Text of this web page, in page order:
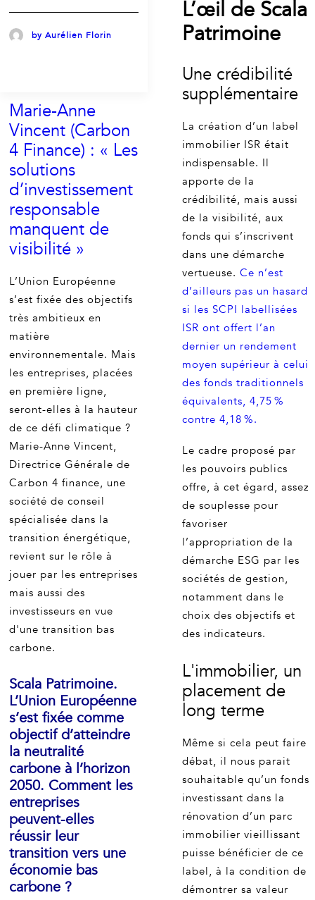
by Aurélien Florin
L’œil de Scala
Patrimoine
Une crédibilité
supplémentaire
La création d’un label
immobilier ISR était
indispensable. Il
apporte de la
crédibilité, mais aussi
de la visibilité, aux
fonds qui s’inscrivent
dans une démarche
vertueuse. Ce n’est
d’ailleurs pas un hasard
si les SCPI labellisées
ISR ont offert l’an
dernier un rendement
moyen supérieur à celui
des fonds traditionnels
équivalents, 4,75 %
contre 4,18 %.
Le cadre proposé par
les pouvoirs publics
offre, à cet égard, assez
de souplesse pour
favoriser
l’appropriation de la
démarche ESG par les
sociétés de gestion,
notamment dans le
choix des objectifs et
des indicateurs.
L'immobilier, un
placement de
long terme
Même si cela peut faire
débat, il nous parait
souhaitable qu’un fonds
investissant dans la
rénovation d’un parc
immobilier vieillissant
puisse bénéficier de ce
label, à la condition de
démontrer sa valeur
Marie-Anne
Vincent (Carbon
4 Finance) : « Les
solutions
d’investissement
responsable
manquent de
visibilité »
L’Union Européenne
s’est fixée des objectifs
très ambitieux en
matière
environnementale. Mais
les entreprises, placées
en première ligne,
seront-elles à la hauteur
de ce défi climatique ?
Marie-Anne Vincent,
Directrice Générale de
Carbon 4 finance, une
société de conseil
spécialisée dans la
transition énergétique,
revient sur le rôle à
jouer par les entreprises
mais aussi des
investisseurs en vue
d'une transition bas
carbone.
Scala Patrimoine.
L’Union Européenne
s’est fixée comme
objectif d’atteindre
la neutralité
carbone à l’horizon
2050. Comment les
entreprises
peuvent-elles
réussir leur
transition vers une
économie bas
carbone ?